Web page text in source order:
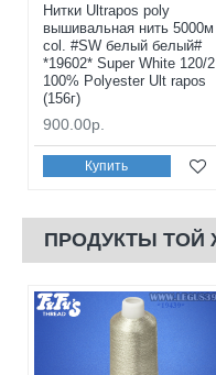
Нитки Ultrapos poly
вышивальная нить 5000м
col. #SW белый белый#
*19602* Super White 120/2
100% Polyester Ult rapos
(156г)
900.00р.
Купить
ПРОДУКТЫ ТОЙ